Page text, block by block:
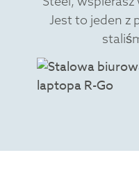
Jest to jeden z